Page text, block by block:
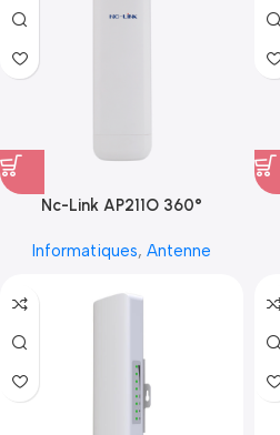
Nc-Link AP211O 360°
Informatiques, Antenne